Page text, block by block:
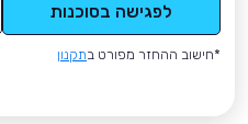
לפגישה בסוכנות
*חישוב ההחזר מפורט בתקנון